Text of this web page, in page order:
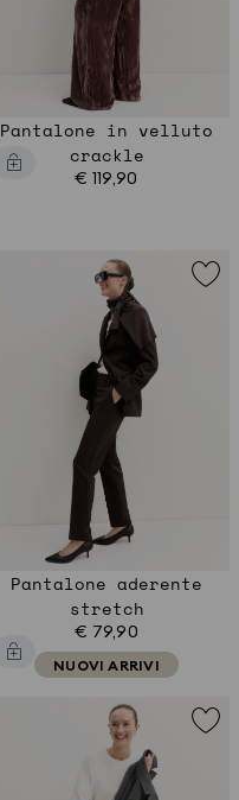
Pantalone in velluto
crackle
€ 119,90
Pantalone aderente
stretch
€ 79,90
NUOVI ARRIVI